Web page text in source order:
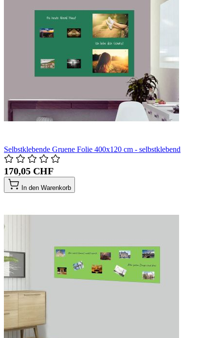
Selbstklebende Gruene Folie 400x120 cm - selbstklebend
170,05 CHF
In den Warenkorb